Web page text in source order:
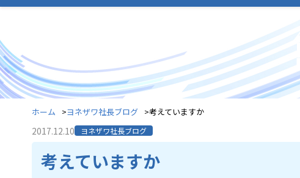
ホーム ヨネザワ社長ブログ 考えていますか
2017.12.10 ヨネザワ社長ブログ
考えていますか